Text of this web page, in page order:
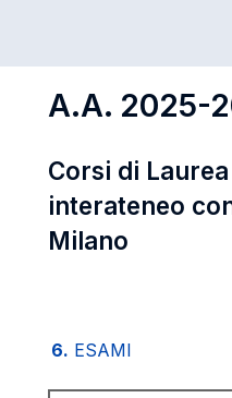
A.A. 2025-
Corsi di
interateneo
Milano
6. ESAMI